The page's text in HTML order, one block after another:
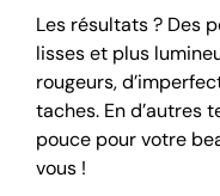
Les résultats ? Des
lisses et plus
rougeurs,
taches. En d’autres
pouce pour votre
vous !